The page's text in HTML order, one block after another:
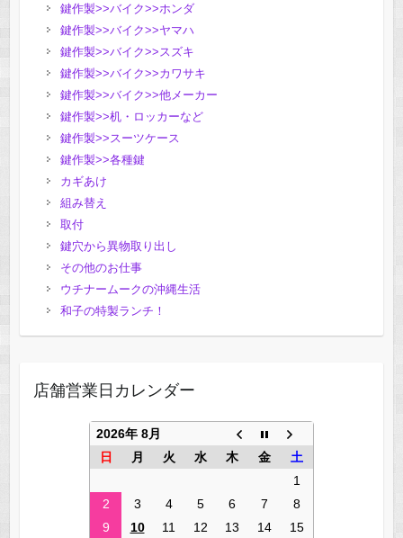
鍵作製>>バイク>>ホンダ
鍵作製>>バイク>>ヤマハ
鍵作製>>バイク>>スズキ
鍵作製>>バイク>>カワサキ
鍵作製>>バイク>>他メーカー
鍵作製>>机・ロッカーなど
鍵作製>>スーツケース
鍵作製>>各種鍵
カギあけ
組み替え
取付
鍵穴から異物取り出し
その他のお仕事
ウチナームークの沖縄生活
和子の特製ランチ！
店舗営業日カレンダー
2026年 8月
日
月 火 水 木 金
土
1
2
3 4 5 6 7
8
9
10 11 12 13 14
15